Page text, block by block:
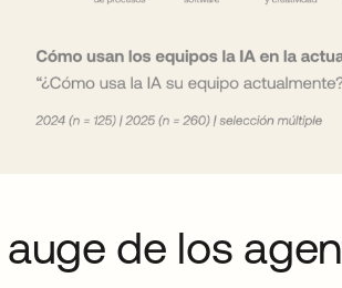
auge de los